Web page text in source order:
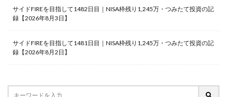
サイドFIREを目指して1482日目｜NISA枠残り1,245万・つみたて投資の記
録【2026年8月3日】
サイドFIREを目指して1481日目｜NISA枠残り1,245万・つみたて投資の記
録【2026年8月2日】